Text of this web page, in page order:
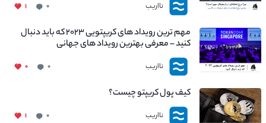
نااریب ۰ ۱
مهم ترین رویداد های کریپتویی ۲۰۲۳ که باید دنبال
کنید – معرفی بهترین رویداد های جهانی
نااریب ۰ ۰
کیف پول کریپتو چیست؟
نااریب ۰ ۱